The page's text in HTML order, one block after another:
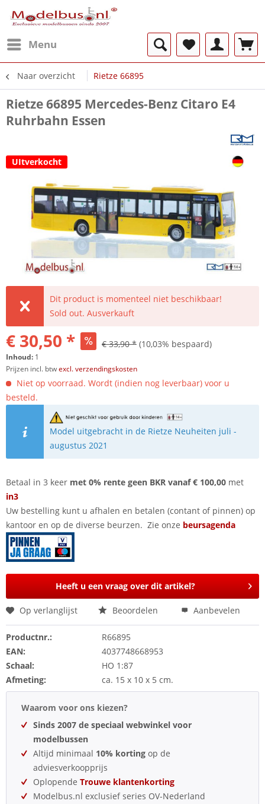
Menu
Naar overzicht Rietze 66895
Rietze 66895 Mercedes-Benz Citaro E4
Ruhrbahn Essen
UItverkocht
Dit product is momenteel niet beschikbaar!
Sold out. Ausverkauft
€ 30,50 * € 33,90 * (10,03% bespaard)
Inhoud: 1
Prijzen incl. btwexcl. verzendingskosten
Niet op voorraad. Wordt (indien nog leverbaar) voor u
besteld.
Model uitgebracht in de Rietze Neuheiten juli -
augustus 2021
Betaal in 3 keer met 0% rente geen BKR vanaf € 100,00 met
in3
Uw bestelling kunt u afhalen en betalen (contant of pinnen) op
kantoor en op de diverse beurzen. Zie onze beursagenda
Heeft u een vraag over dit artikel?
Op verlanglijst Beoordelen Aanbevelen
Productnr.:
R66895
EAN:
4037748668953
Schaal:
HO 1:87
Afmeting:
ca. 15 x 10 x 5 cm.
Waarom voor ons kiezen?
Sinds 2007 de speciaal webwinkel voor
modelbussen
Altijd minimaal 10% korting op de
adviesverkoopprijs
Oplopende Trouwe klantenkorting
Modelbus.nl exclusief series OV-Nederland